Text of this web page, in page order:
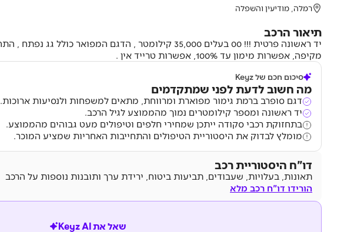
רמלה, מודיעין והשפלה
תיאור הרכב
מקיפה, אפשרות מימון עד 100%, אפשרות טרייד אין .
סיכום חכם של Keyz
מה חשוב לדעת לפני שמתקדמים
דגם סופרב ברמת גימור מפוארת ומרווחת, מתאים למשפחות ולנסיעות ארוכות.
יד ראשונה ומספר קילומטרים נמוך מהממוצע לגיל הרכב.
בתחזוקת רכבי סקודה ייתכן שמחירי חלפים וטיפולים מעט גבוהים מהממוצע.
מומלץ לבדוק את היסטוריית הטיפולים והתחייבות האחריות שמציע המוכר.
דו"ח היסטוריית רכב
תאונות, בעלויות, שעבודים, תביעות ביטוח, ירידת ערך ותובנות נוספות על הרכב
הורידו דו"ח רכב מלא
שאל את Keyz AI